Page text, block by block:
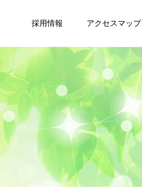
採用情報
検査スタッフ
製造スタッフ
新卒採用
アクセスマップ